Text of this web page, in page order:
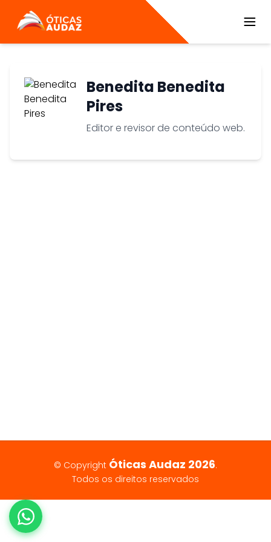
ÓTICAS AUDAZ
Benedita Benedita
Pires
Editor e revisor de conteúdo web.
© Copyright Óticas Audaz 2026.
Todos os direitos reservados